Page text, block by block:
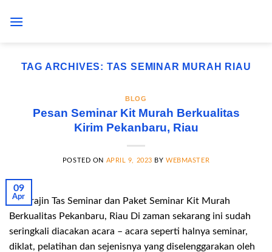
TAG ARCHIVES: TAS SEMINAR MURAH RIAU
BLOG
Pesan Seminar Kit Murah Berkualitas
Kirim Pekanbaru, Riau
POSTED ON APRIL 9, 2023 BYWEBMASTER
09
Apr
Pengrajin Tas Seminar dan Paket Seminar Kit Murah
Berkualitas Pekanbaru, Riau Di zaman sekarang ini sudah
seringkali diacakan acara – acara seperti halnya seminar,
diklat, pelatihan dan sejenisnya yang diselenggarakan oleh